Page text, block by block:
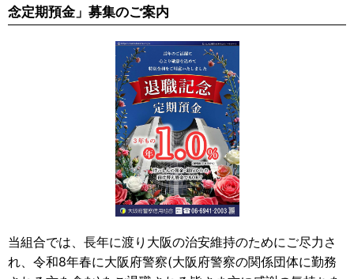
念定期預金」募集のご案内
当組合では、長年に渡り大阪の治安維持のためにご尽力さ
れ、令和8年春に大阪府警察(大阪府警察の関係団体に勤務